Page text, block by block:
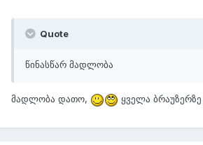
Quote
წინასწარ მადლობა
მადლობა დათო, ყველა